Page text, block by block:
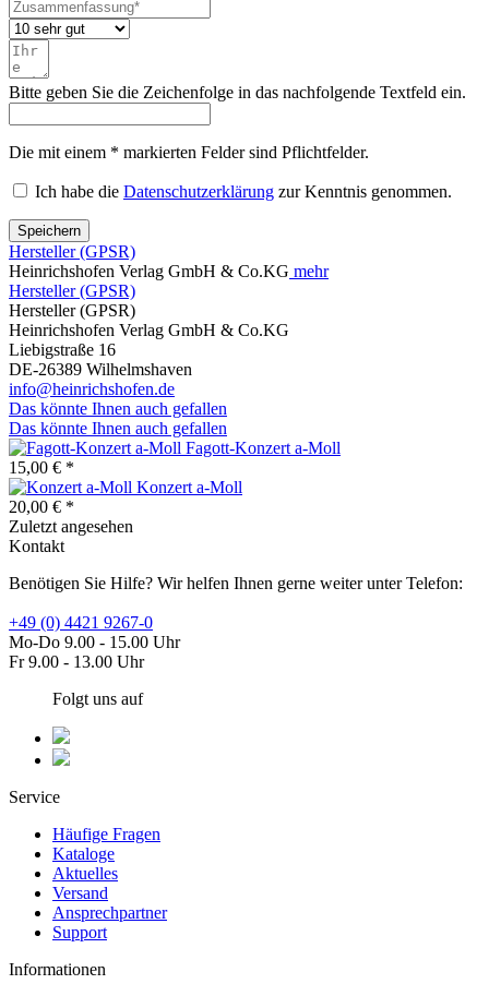
Bitte geben Sie die Zeichenfolge in das nachfolgende Textfeld ein.
Die mit einem * markierten Felder sind Pflichtfelder.
Ich habe die Datenschutzerklärung zur Kenntnis genommen.
Speichern
Hersteller (GPSR)
Heinrichshofen Verlag GmbH & Co.KG mehr
Hersteller (GPSR)
Hersteller (GPSR)
Heinrichshofen Verlag GmbH & Co.KG
Liebigstraße 16
DE-26389 Wilhelmshaven
info@heinrichshofen.de
Das könnte Ihnen auch gefallen
Das könnte Ihnen auch gefallen
Fagott-Konzert a-Moll
15,00 € *
Konzert a-Moll
20,00 € *
Zuletzt angesehen
Kontakt
Benötigen Sie Hilfe? Wir helfen Ihnen gerne weiter unter Telefon:
+49 (0) 4421 9267-0
Mo-Do 9.00 - 15.00 Uhr
Fr 9.00 - 13.00 Uhr
Folgt uns auf
Service
Häufige Fragen
Kataloge
Aktuelles
Versand
Ansprechpartner
Support
Informationen